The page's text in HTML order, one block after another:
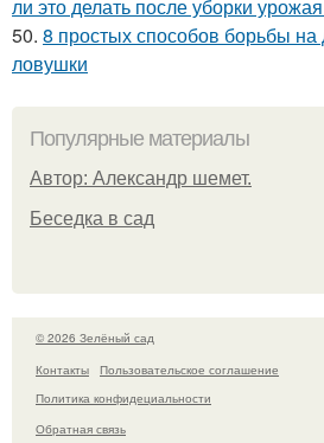
ли это делать после уборки
50. 8 простых способов борьбы
ловушки
Популярные материалы
Автор: Александр шемет.
Беседка в сад
© 2026 Зелёный сад
Контакты
Пользовательское соглашение
Политика конфидециальности
Обратная связь